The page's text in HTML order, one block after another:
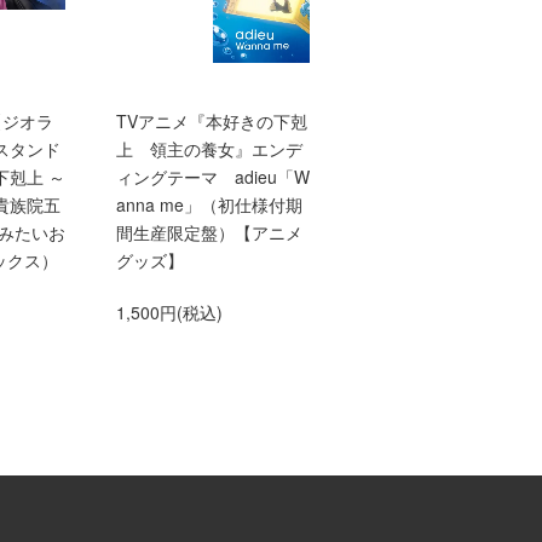
オラ
タンド
剋上 ～
族院五
たいお
ス）
TVアニメ『本好きの下剋
上 領主の養女』エンデ
ィングテーマ adieu「W
anna me」（初仕様付期
間生産限定盤）【アニメ
グッズ】
1,500円(税込)